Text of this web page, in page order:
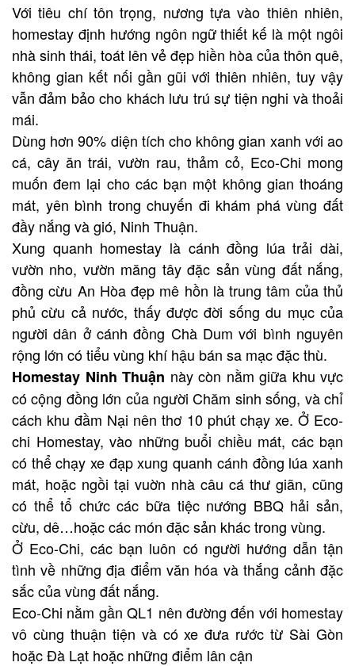
Với tiêu chí tôn trọng, nương tựa vào thiên nhiên,
homestay định hướng ngôn ngữ thiết kế là một ngôi
nhà sinh thái, toát lên vẻ đẹp hiền hòa của thôn quê,
không gian kết nối gần gũi với thiên nhiên, tuy vậy
vẫn đảm bảo cho khách lưu trú sự tiện nghi và thoải
mái.
Dùng hơn 90% diện tích cho không gian xanh với ao
cá, cây ăn trái, vườn rau, thảm cỏ, Eco-Chi mong
muốn đem lại cho các bạn một không gian thoáng
mát, yên bình trong chuyến đi khám phá vùng đất
đầy nắng và gió, Ninh Thuận.
Xung quanh homestay là cánh đồng lúa trải dài,
vườn nho, vườn măng tây đặc sản vùng đất nắng,
đồng cừu An Hòa đẹp mê hồn là trung tâm của thủ
phủ cừu cả nước, thấy được đời sống du mục của
người dân ở cánh đồng Chà Dum với bình nguyên
rộng lớn có tiểu vùng khí hậu bán sa mạc đặc thù.
Homestay Ninh Thuận này còn nằm giữa khu vực
có cộng đồng lớn của người Chăm sinh sống, và chỉ
cách khu đầm Nại nên thơ 10 phút chạy xe. Ở Eco-
chi Homestay, vào những buổi chiều mát, các bạn
có thể chạy xe đạp xung quanh cánh đồng lúa xanh
mát, hoặc ngồi tại vuờn nhà câu cá thư giãn, cũng
có thể tổ chức các bữa tiệc nướng BBQ hải sản,
cừu, dê…hoặc các món đặc sản khác trong vùng.
Ở Eco-Chi, các bạn luôn có người hướng dẫn tận
tình về những địa điểm văn hóa và thắng cảnh đặc
sắc của vùng đất nắng.
Eco-Chi nằm gần QL1 nên đường đến với homestay
vô cùng thuận tiện và có xe đưa rước từ Sài Gòn
hoặc Đà Lạt hoặc những điểm lân cận